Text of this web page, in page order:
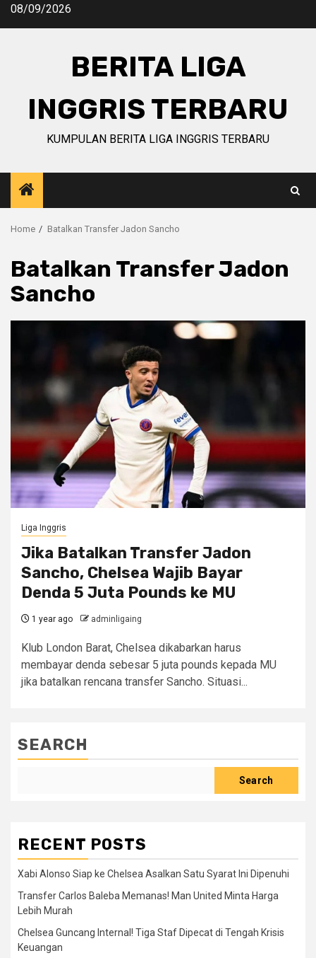
Skip08/09/2026
BERITA LIGA
INGGRIS TERBARU
KUMPULAN BERITA LIGA INGGRIS TERBARU
Home Batalkan Transfer Jadon Sancho
Batalkan Transfer Jadon
Sancho
Liga Inggris
Jika Batalkan Transfer Jadon
Sancho, Chelsea Wajib Bayar
Denda 5 Juta Pounds ke MU
1 year ago adminligaing
Klub London Barat, Chelsea dikabarkan harus
membayar denda sebesar 5 juta pounds kepada MU
jika batalkan rencana transfer Sancho. Situasi...
SEARCH
Search
RECENT POSTS
Xabi Alonso Siap ke Chelsea Asalkan Satu Syarat Ini Dipenuhi
Transfer Carlos Baleba Memanas! Man United Minta Harga
Lebih Murah
Chelsea Guncang Internal! Tiga Staf Dipecat di Tengah Krisis
Keuangan